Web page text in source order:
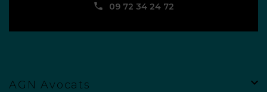
09 72 34 24 72
AGN Avocats